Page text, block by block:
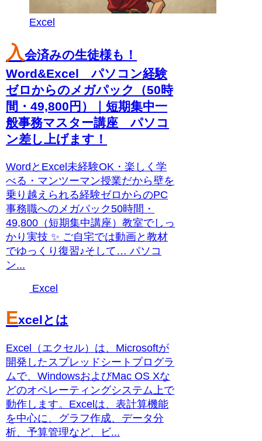
Excel
入会済みの生徒様も！
Word&Excel パソコン経験
ゼロからのメガパック（50時
間・49,800円）｜短期集中一
般事務マスター講座 パソコ
ン差し上げます！
WordとExcel未経験OK・楽しく学
べる・マンツーマン授業だから壁を
乗り越えられる経験ゼロからのPC
事務職へのメガパック50時間・
49,800（短期集中講座）教室でしっ
かり実技 ✨ ご自宅では動画と教材
でゆっくり復習♪そして… パソコ
ン...
Excel
Excelとは
Excel（エクセル）は、Microsoftが
開発したスプレッドシートプログラ
ムで、WindowsおよびMac OS Xな
どのオペレーティングシステム上で
動作します。Excelは、表計算機能
を中心に、グラフ作成、データ分
析、予算管理など、ビ...